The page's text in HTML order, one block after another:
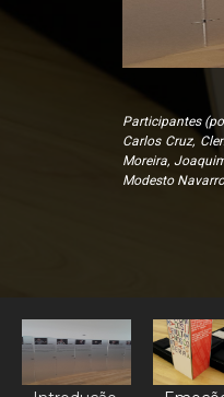
Participantes
Carlos Cruz,
Moreira,
Modesto